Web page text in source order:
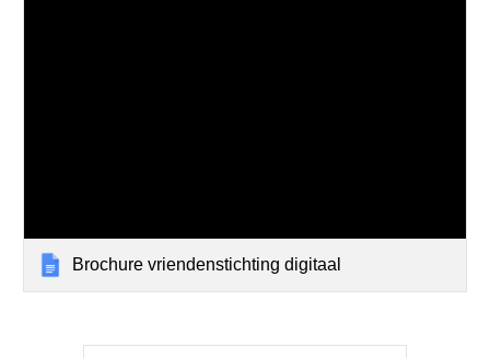
Brochure vriendenstichting digitaal